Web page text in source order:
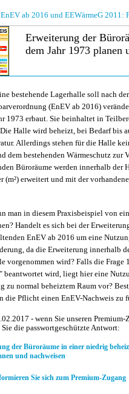
ab 2016 und EEWärmeG 2011:
Erweiterung der
dem Jahr 1973 planen
bestehende Lagerhalle soll nach
(EnEV ab 2016)
1973 erbaut. Sie beinhaltet in
Halle wird beheizt, bei Bedarf bis
Allerdings stehen für die Halle
dem bestehenden Wärmeschutz zur
Büroräume werden innerhalb der
(m²) erweitert und mit der
man in diesem Praxisbeispiel von
Handelt es sich bei der
EnEV ab 2016 um eine
da die Erweiterung innerhalb
vorgenommen wird? Falls die Frage
beantwortet wird, liegt hier eine
zu normal beheiztem Raum vor?
die Pflicht einen EnEV-Nachweis zu
- wenn Sie unseren
Sie die passwortgeschützte Antwort:
der Büroräume in einer niedrig
und nachweisen
Sie sich zum Premium-Zugang